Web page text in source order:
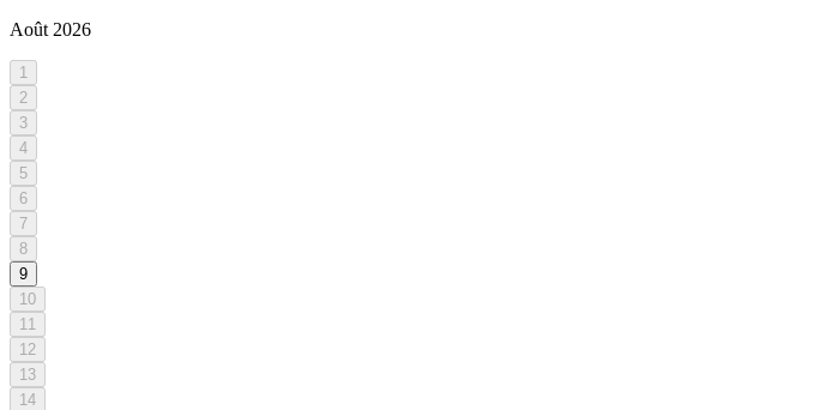
Août 2026
1
2
3
4
5
6
7
8
9
10
11
12
13
14